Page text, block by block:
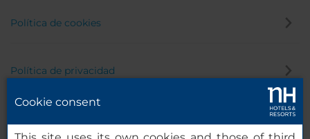
Política de cookies
Política de privacidad
Cookie consent